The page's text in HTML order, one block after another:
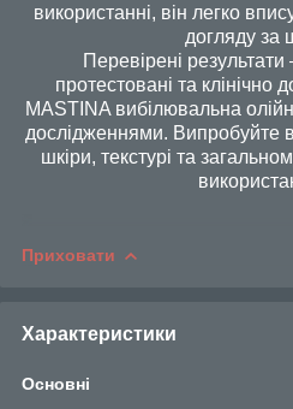
використанні, він легко
догляду за
Перевірені
протестовані та клінічно
MASTINA вибілювальна
дослідженнями. Випробуйте
шкіри, текстурі та
Приховати
Характеристики
Основні